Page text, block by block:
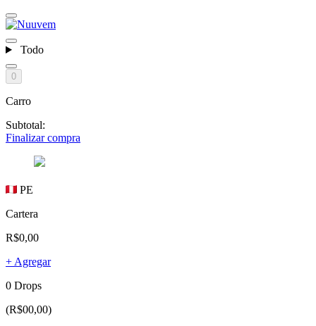
Todo
0
Carro
Subtotal:
Finalizar compra
PE
Cartera
R$0,00
+ Agregar
0 Drops
(R$00,00)